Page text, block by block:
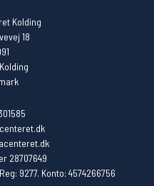
Kolding
18
28707649
9277. Konto: 4574266756